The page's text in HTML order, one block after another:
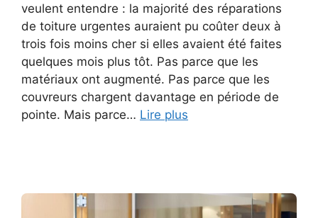
veulent entendre : la majorité des réparations
de toiture urgentes auraient pu coûter deux à
trois fois moins cher si elles avaient été faites
quelques mois plus tôt. Pas parce que les
matériaux ont augmenté. Pas parce que les
couvreurs chargent davantage en période de
pointe. Mais parce… Lire plus